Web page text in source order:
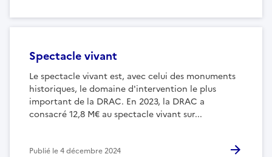
Spectacle vivant
Le spectacle vivant est, avec celui des monuments
historiques, le domaine d'intervention le plus
important de la DRAC. En 2023, la DRAC a
consacré 12,8 M€ au spectacle vivant sur...
Publié le4 décembre 2024